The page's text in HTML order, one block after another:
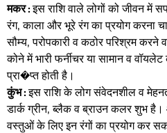
मकर :इस राशि वाले लोगों को जीवन में
रंग, काला और भूरे रंग का प्रयोग करना
सौम्य, परोपकारी व कठोर परिश्रम
कोने में भारी फर्नीचर या सामान व
प्रा�प्त होती है।
कुंभ :इस राशि के लोग संवेदनशील व
डार्क ग्रीन, ब्लैक व ब्राउन कलर शुभ
वस्तुओं के लिए इन रंगों का प्रयोग कर